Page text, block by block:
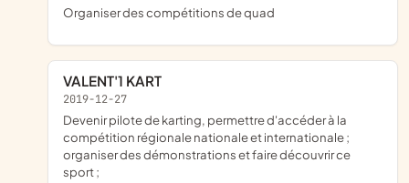
organiser des compétitions de quad
VALENT'1 KART
2019-12-27
devenir pilote de karting, permettre d'accéder à la
compétition régionale nationale et internationale ;
organiser des démonstrations et faire découvrir ce
sport ;